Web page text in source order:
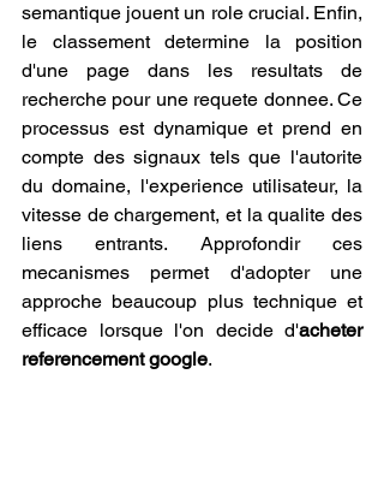
semantique jouent un role crucial. Enfin,
le classement determine la position
d'une page dans les resultats de
recherche pour une requete donnee. Ce
processus est dynamique et prend en
compte des signaux tels que l'autorite
du domaine, l'experience utilisateur, la
vitesse de chargement, et la qualite des
liens entrants. Approfondir ces
mecanismes permet d'adopter une
approche beaucoup plus technique et
efficace lorsque l'on decide d'acheter
referencement google.